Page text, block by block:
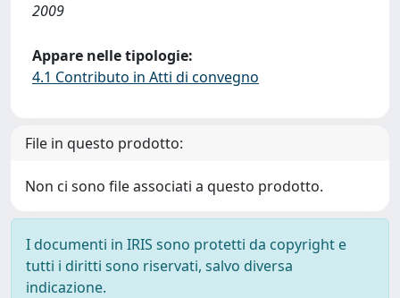
2009
Appare nelle tipologie:
4.1 Contributo in Atti di convegno
File in questo prodotto:
Non ci sono file associati a questo prodotto.
I documenti in IRIS sono protetti da copyright e
tutti i diritti sono riservati, salvo diversa
indicazione.